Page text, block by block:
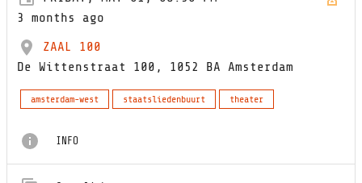
3 months ago
ZAAL 100
De Wittenstraat 100, 1052 BA Amsterdam
amsterdam-west staatsliedenbuurt theater
INFO